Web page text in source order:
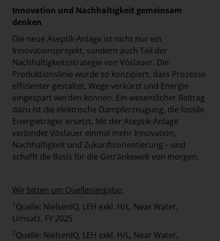
Innovation und Nachhaltigkeit gemeinsam
denken
Die neue Aseptik-Anlage ist nicht nur ein
Innovationsprojekt, sondern auch Teil der
Nachhaltigkeitsstrategie von Vöslauer. Die
Produktionslinie wurde so konzipiert, dass Prozesse
effizienter gestaltet, Wege verkürzt und Energie
eingespart werden können. Ein wesentlicher Beitrag
dazu ist die elektrische Dampferzeugung, die fossile
Energieträger ersetzt. Mit der Aseptik-Anlage
verbindet Vöslauer einmal mehr Innovation,
Nachhaltigkeit und Zukunftsorientierung – und
schafft die Basis für die Getränkewelt von morgen.
Wir bitten um Quellenangabe:
1 Quelle: NielsenIQ, LEH exkl. H/L, Near Water,
Umsatz, FY 2025
2Quelle: NielsenIQ, LEH exkl. H/L, Near Water,